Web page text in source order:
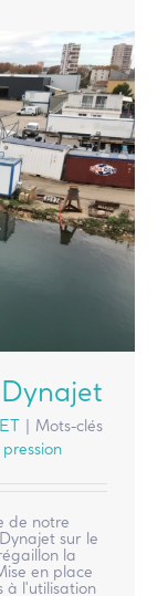
| Mots-clés
de notre
sur le
la
en place
à l'utilisation